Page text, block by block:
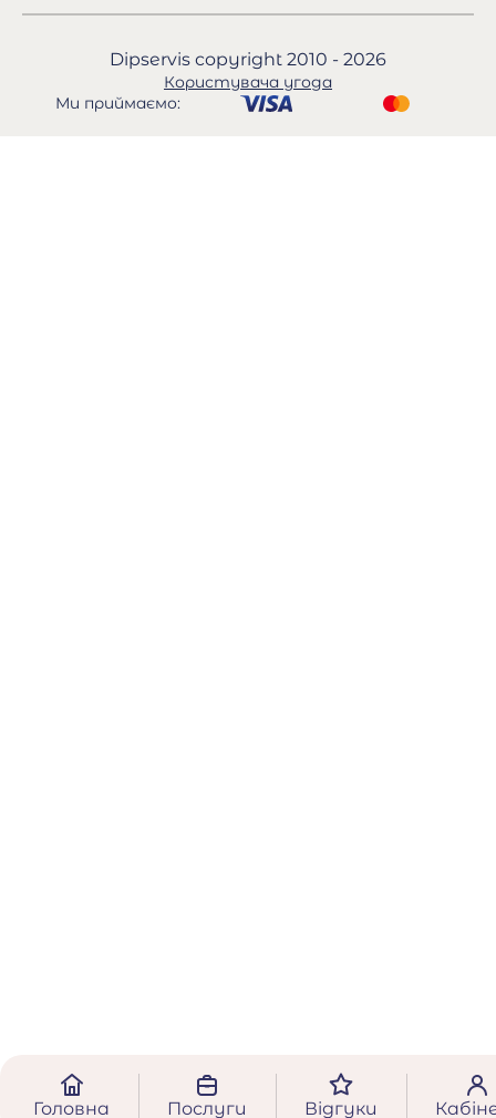
Головна Послуги Відгуки
Dipservis copyright 2010 - 2026
Користувача угода
Ми приймаємо: